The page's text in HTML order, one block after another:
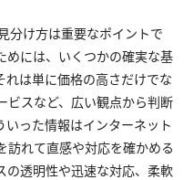
分け方は重要なポイントで
めには、いくつかの確実な基
れは単に価格の高さだけでな
ビスなど、広い観点から判断
った情報はインターネット
訪れて直感や対応を確かめる
の透明性や迅速な対応、柔軟